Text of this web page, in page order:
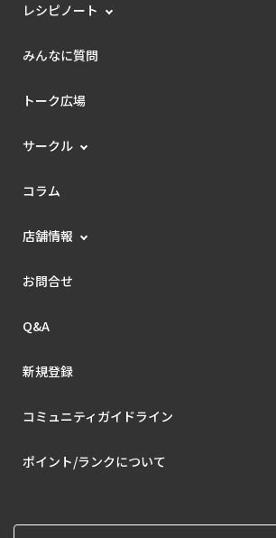
レシピノート
みんなに質問
トーク広場
サークル
コラム
店舗情報
お問合せ
Q&A
新規登録
コミュニティガイドライン
ポイント/ランクについて